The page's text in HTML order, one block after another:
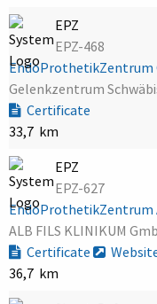
EPZ
EPZ-468
EndoProthetikZentrum
Gelenkzentrum
Certificate
33,7 km
EPZ
EPZ-627
EndoProthetikZentrum
ALB FILS KLINIKUM
Certificate
36,7 km